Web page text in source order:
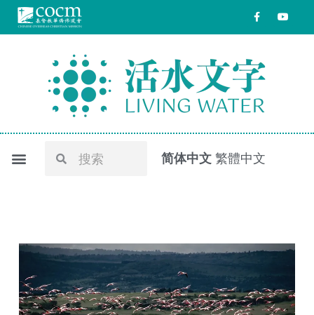
F
a
o
o
k
f
Y
o
SearchSearch
简体中文 繁體中文